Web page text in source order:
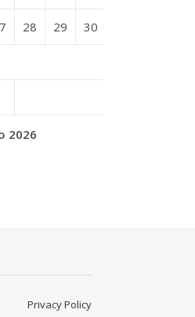
2026
28 29 30
Privacy Policy